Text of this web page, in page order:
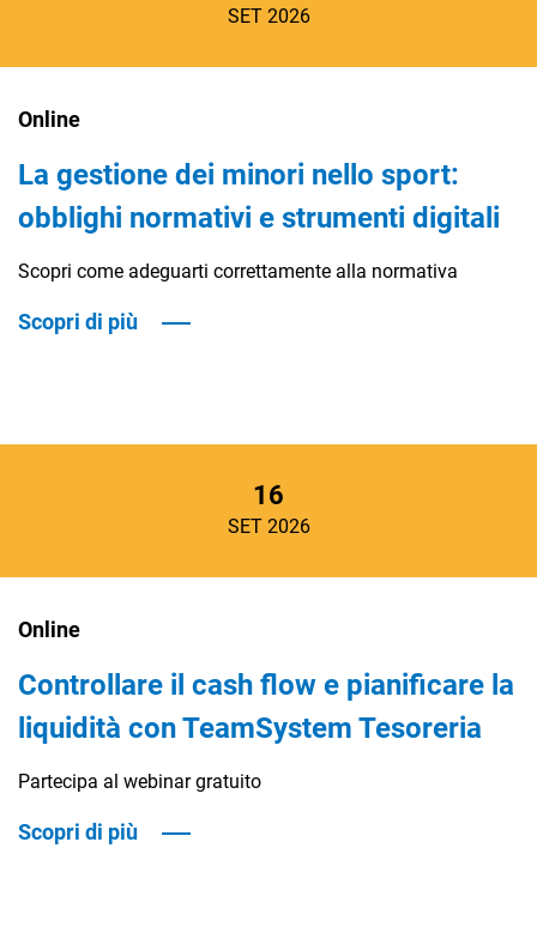
SET 2026
Online
La gestione dei minori nello sport:
obblighi normativi e strumenti digitali
Scopri come adeguarti correttamente alla normativa
Scopri di più
16
SET 2026
Online
Controllare il cash flow e pianificare la
liquidità con TeamSystem Tesoreria
Partecipa al webinar gratuito
Scopri di più